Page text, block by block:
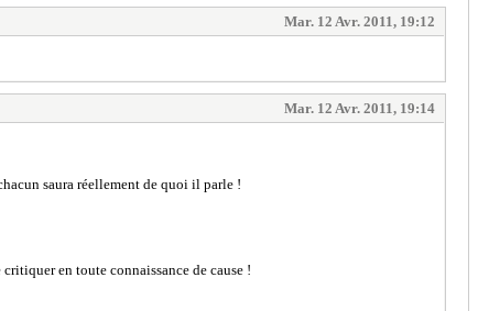
Mar. 12 Avr. 2011, 19:12
Mar. 12 Avr. 2011, 19:14
saura réellement de quoi il parle !
en toute connaissance de cause !